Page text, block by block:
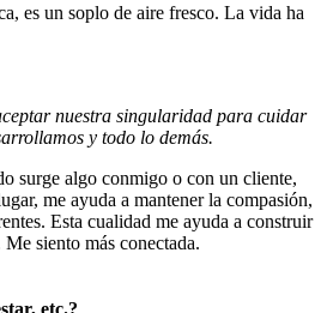
es un soplo de aire fresco. La vida ha
nuestra singularidad para cuidar
y todo lo demás.
surge algo conmigo o con un cliente,
me ayuda a mantener la compasión,
Esta cualidad me ayuda a construir
siento más conectada.
etc.?